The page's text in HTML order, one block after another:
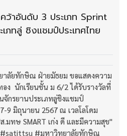
าอันดับ 3 ประเภท Sprint
ภทลู่ ชิงแชมป์ประเทศไทย
าลัยทักษิณ ฝ่ายมัธยม ขอแสดงความ
ง นักเรียนชั้น ม 6/2 ได้รับรางวัลที่
จักรยานประเภทลู่ชิงแชมป์
9 มิถุนายน 2567 ณ เวลโลโดม
มทษ SMART เก่ง ดี และมีความสุข"
#มหาวิทยาลัยทักษิณ